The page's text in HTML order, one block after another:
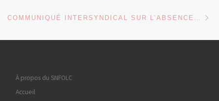
À propos du SNFOLC
Accueil